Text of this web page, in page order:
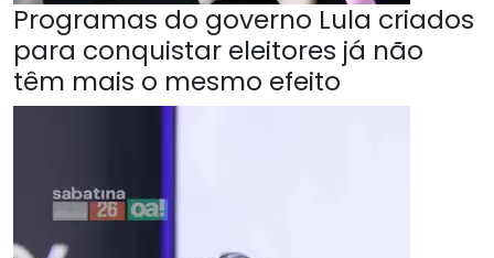
Programas do governo Lula criados
para conquistar eleitores já não
têm mais o mesmo efeito